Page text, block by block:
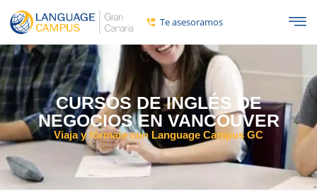
Te asesoramos
CURSOS DE INGLÉS DE
NEGOCIOS EN VANCOUVER
Viaja y fórmate con Language Campus GC